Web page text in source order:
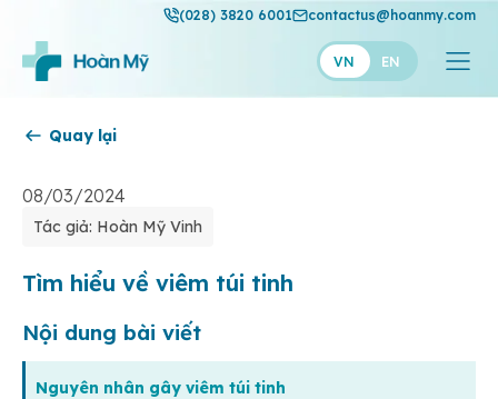
(028) 3820 6001 contactus@hoanmy.com
VN EN
Thuận Mỹ
Quay lại
08/03/2024
Tác giả: Hoàn Mỹ Vinh
Tìm hiểu về viêm túi tinh
Nội dung bài viết
Nguyên nhân gây viêm túi tinh